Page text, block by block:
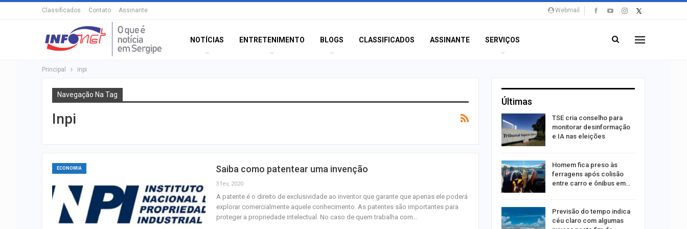
Webmail
Classificados Contato Assinante
NOTÍCIAS ENTRETENIMENTO BLOGS CLASSIFICADOS ASSINANTE SERVIÇOS
Principal inpi
Navegação Na Tag
Inpi
ECONOMIA Saiba como patentear uma invenção
3 fev, 2020
A patente é o direito de exclusividade ao inventor que garante que apenas ele poderá
explorar comercialmente aquele conhecimento. As patentes são importantes para
proteger a propriedade intelectual. No caso de quem trabalha com…
Últimas
Caso Flávia Barros:
TSE cria conselho para
monitorar desinformação
e IA nas eleições
Homem fica preso às
ferragens após colisão
entre carro e ônibus em…
Previsão do tempo indica
céu claro com algumas